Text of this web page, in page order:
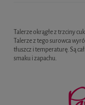
Talerze okrągłe z trzciny
Talerze z tego surowca
tłuszcz i temperaturę. Są
smaku i zapachu.